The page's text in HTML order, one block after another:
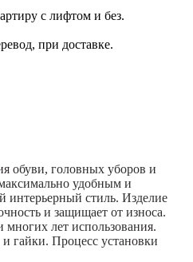
с лифтом и без.
при доставке.
обуви, головных уборов и
удобным и
интерьерный стиль. Изделие
и защищает от износа.
лет использования.
гайки. Процесс установки